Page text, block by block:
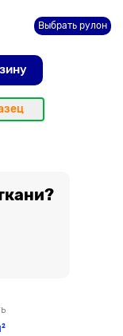
Выбрать рулон